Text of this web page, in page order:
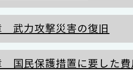
武力攻撃災害の復旧
国民保護措置に要した費